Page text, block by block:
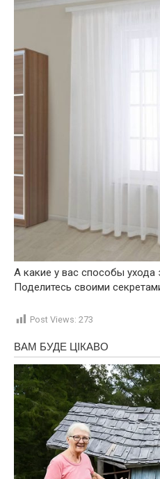
А какие у вас способы
Поделитесь своими
Post Views: 273